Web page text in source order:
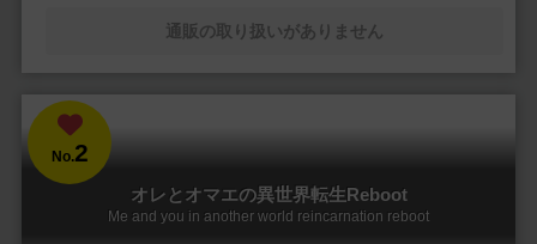
通販の取り扱いがありません
No.2
オレとオマエの異世界転生Reboot
Me and you in another world reincarnation reboot